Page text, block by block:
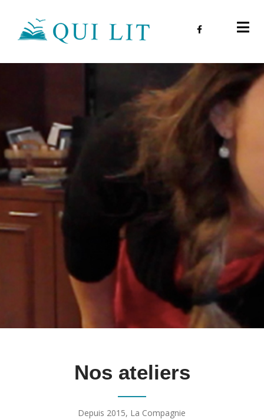
Nos ateliers
Depuis 2015, La Compagnie